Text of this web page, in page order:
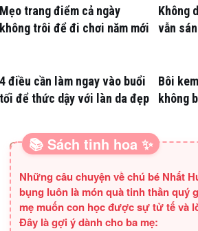
Mẹo trang điểm cả ngày
không trôi để đi chơi năm mới
Không
vẫn
4 điều cần làm ngay vào buổi
tối để thức dậy với làn da đẹp
Bôi
không
SÁCH HAY CHO BA MẸ
📚 Sách tinh hoa ✨
Những câu chuyện về chú bé Nhất
bụng luôn là món quà tinh thần quý
mẹ muốn con học được sự tử tế và
Đây là gợi ý dành cho ba mẹ: